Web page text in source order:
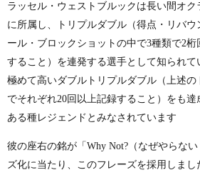
ラッセル・ウェストブルックは長い間オ
に所属し、トリプルダブル（得点・リバウ
ール・ブロックショットの中で3種類で2桁
すること）を連発する選手として知られ
極めて高いダブルトリプルダブル（上述
でそれぞれ20回以上記録すること）をも
ある種レジェンドとみなされています
彼の座右の銘が「 Why Not? （なぜやらな
ズ化に当たり、このフレーズを採用しまし